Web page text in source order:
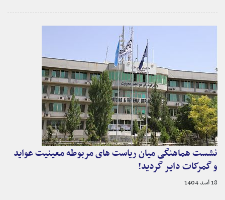
نشست هماهنگی میان ریاست های مربوطه معینیت عواید
و گمرکات دایر گردید!
18 اسد 1404